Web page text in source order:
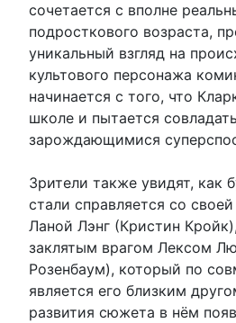
сочетается с вполне
подросткового возраста,
уникальный взгляд на
культового персонажа
начинается с того, что
школе и пытается
зарождающимися
Зрители также увидят, как
стали справляется со
Ланой Лэнг (Кристин
заклятым врагом Лексом
Розенбаум), который по
является его близким
развития сюжета в нём